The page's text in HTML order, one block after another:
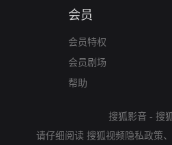
会员
会员特权
会员剧场
帮助
搜狐影音 - 搜
请仔细阅读 搜狐视频隐私政策、